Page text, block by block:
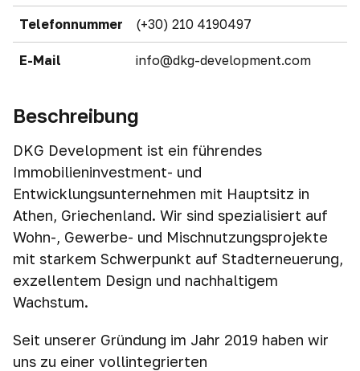
Telefonnummer (+30) 210 4190497
E-Mail info@dkg-development.com
Beschreibung
DKG Development ist ein führendes
Immobilieninvestment- und
Entwicklungsunternehmen mit Hauptsitz in
Athen, Griechenland. Wir sind spezialisiert auf
Wohn-, Gewerbe- und Mischnutzungsprojekte
mit starkem Schwerpunkt auf Stadterneuerung,
exzellentem Design und nachhaltigem
Wachstum.
Seit unserer Gründung im Jahr 2019 haben wir
uns zu einer vollintegrierten